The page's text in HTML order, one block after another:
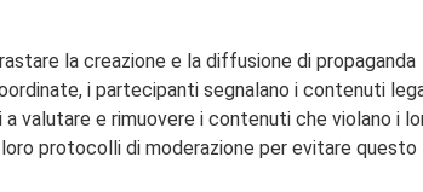
la creazione e la diffusione di propaganda
i partecipanti segnalano i contenuti
valutare e rimuovere i contenuti che violano i
protocolli di moderazione per evitare questo